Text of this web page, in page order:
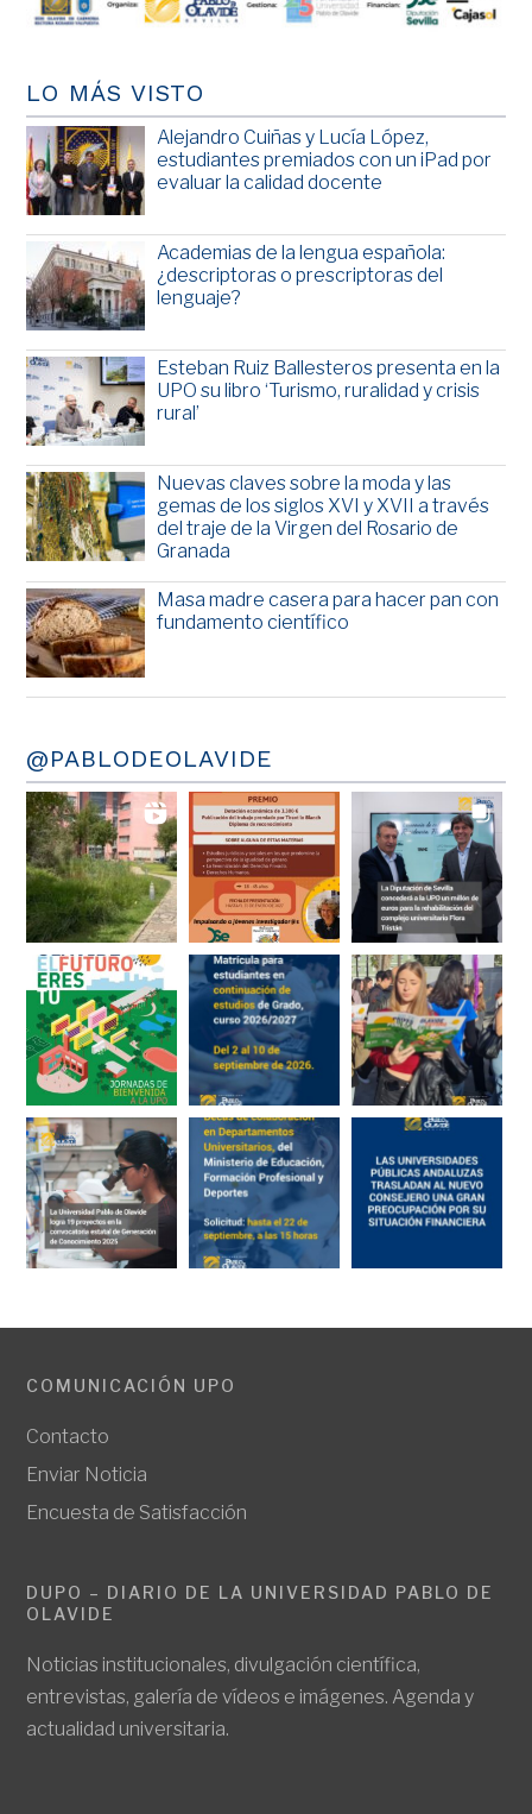
LO MÁS VISTO
Alejandro Cuiñas y Lucía López,
estudiantes premiados con un iPad por
evaluar la calidad docente
Academias de la lengua española:
¿descriptoras o prescriptoras del
lenguaje?
Esteban Ruiz Ballesteros presenta en la
UPO su libro ‘Turismo, ruralidad y crisis
rural’
Nuevas claves sobre la moda y las
gemas de los siglos XVI y XVII a través
del traje de la Virgen del Rosario de
Granada
Masa madre casera para hacer pan con
fundamento científico
@PABLODEOLAVIDE
COMUNICACIÓN UPO
Contacto
Enviar Noticia
Encuesta de Satisfacción
DUPO – DIARIO DE LA UNIVERSIDAD PABLO DE
OLAVIDE
Noticias institucionales, divulgación científica,
entrevistas, galería de vídeos e imágenes. Agenda y
actualidad universitaria.